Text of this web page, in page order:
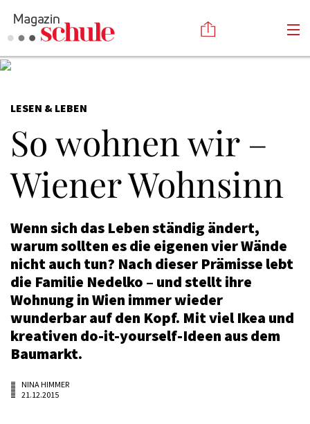
Online-Magazin
Newsletter
Mediadaten
Kontakt
Impressum
Kommentieren
Abonnieren
Anmelden
LESEN & LEBEN
So wohnen wir –
Wiener Wohnsinn
Wenn sich das Leben ständig ändert,
warum sollten es die eigenen vier Wände
nicht auch tun? Nach dieser Prämisse lebt
die Familie Nedelko – und stellt ihre
Wohnung in Wien immer wieder
wunderbar auf den Kopf. Mit viel Ikea und
kreativen do-it-yourself-Ideen aus dem
Baumarkt.
NINA HIMMER
21.12.2015